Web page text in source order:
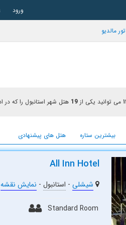
ورود
تور مالدیو
می توانید یکی از 19 هتل شهر استانبول را که در
بیشترین ستاره هتل های پیشنهادی
All Inn Hotel
شیشلی - استانبول - نمایش نقشه
Standard Room